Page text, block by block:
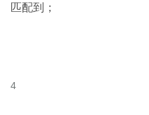
匹配到；